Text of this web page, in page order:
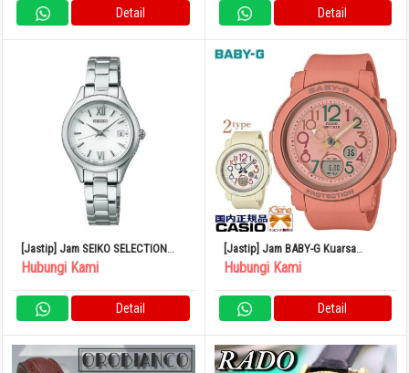
Detail Detail
[Jastip] Jam SEIKO SELECTION
SWFH131 Radio Solar
Hubungi Kami
Detail
[Jastip] Jam BABY-G Kuarsa
Analog Digital Kronograf Terakota
BGA-290PA-4AJF
Hubungi Kami
Detail